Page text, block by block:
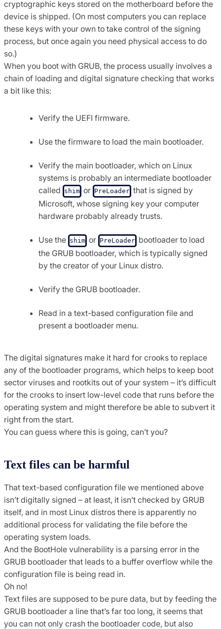
cryptographic keys stored on the motherboard before the
device is shipped. (On most computers you can replace
these keys with your own to take control of the signing
process, but once again you need physical access to do
so.)
When you boot with GRUB, the process usually involves a
chain of loading and digital signature checking that works
a bit like this:
Verify the UEFI firmware.
Use the firmware to load the main bootloader.
Verify the main bootloader, which on Linux
systems is probably an intermediate bootloader
called shim or PreLoader that is signed by
Microsoft, whose signing key your computer
hardware probably already trusts.
Use the shim or PreLoader bootloader to load
the GRUB bootloader, which is typically signed
by the creator of your Linux distro.
Verify the GRUB bootloader.
Read in a text-based configuration file and
present a bootloader menu.
The digital signatures make it hard for crooks to replace
any of the bootloader programs, which helps to keep boot
sector viruses and rootkits out of your system – it’s difficult
for the crooks to insert low-level code that runs before the
operating system and might therefore be able to subvert it
right from the start.
You can guess where this is going, can’t you?
Text files can be harmful
That text-based configuration file we mentioned above
isn’t digitally signed – at least, it isn’t checked by GRUB
itself, and in most Linux distros there is apparently no
additional process for validating the file before the
operating system loads.
And the BootHole vulnerability is a parsing error in the
GRUB bootloader that leads to a buffer overflow while the
configuration file is being read in.
Oh no!
Text files are supposed to be pure data, but by feeding the
GRUB bootloader a line that’s far too long, it seems that
you can not only crash the bootloader code, but also